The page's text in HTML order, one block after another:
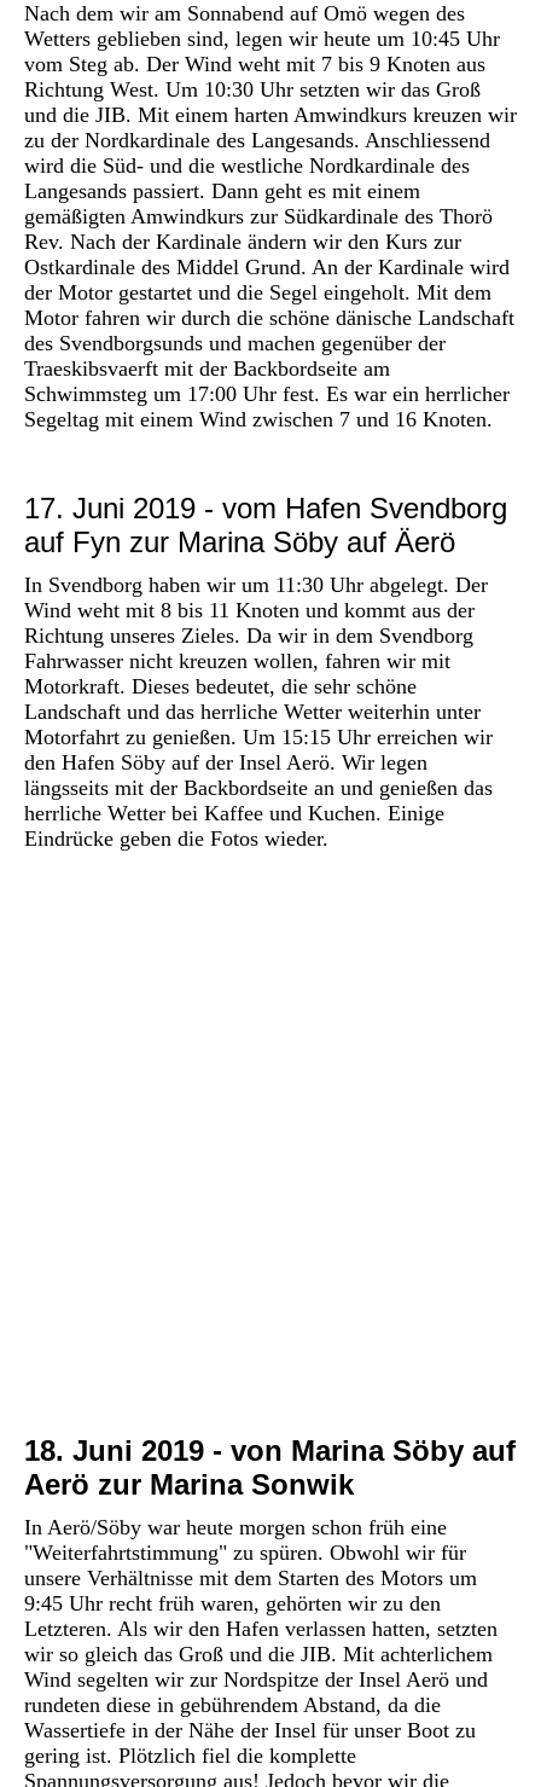
Nach dem wir am Sonnabend auf Omö wegen des
Wetters geblieben sind, legen wir heute um 10:45 Uhr
vom Steg ab. Der Wind weht mit 7 bis 9 Knoten aus
Richtung West. Um 10:30 Uhr setzten wir das Groß
und die JIB. Mit einem harten Amwindkurs kreuzen wir
zu der Nordkardinale des Langesands. Anschliessend
wird die Süd- und die westliche Nordkardinale des
Langesands passiert. Dann geht es mit einem
gemäßigten Amwindkurs zur Südkardinale des Thorö
Rev. Nach der Kardinale ändern wir den Kurs zur
Ostkardinale des Middel Grund. An der Kardinale wird
der Motor gestartet und die Segel eingeholt. Mit dem
Motor fahren wir durch die schöne dänische Landschaft
des Svendborgsunds und machen gegenüber der
Traeskibsvaerft mit der Backbordseite am
Schwimmsteg um 17:00 Uhr fest. Es war ein herrlicher
Segeltag mit einem Wind zwischen 7 und 16 Knoten.
17. Juni 2019 - vom Hafen Svendborg
auf Fyn zur Marina Söby auf Äerö
In Svendborg haben wir um 11:30 Uhr abgelegt. Der
Wind weht mit 8 bis 11 Knoten und kommt aus der
Richtung unseres Zieles. Da wir in dem Svendborg
Fahrwasser nicht kreuzen wollen, fahren wir mit
Motorkraft. Dieses bedeutet, die sehr schöne
Landschaft und das herrliche Wetter weiterhin unter
Motorfahrt zu genießen. Um 15:15 Uhr erreichen wir
den Hafen Söby auf der Insel Aerö. Wir legen
längsseits mit der Backbordseite an und genießen das
herrliche Wetter bei Kaffee und Kuchen. Einige
Eindrücke geben die Fotos wieder.
18. Juni 2019 - von Marina Söby auf
Aerö zur Marina Sonwik
In Aerö/Söby war heute morgen schon früh eine
"Weiterfahrtstimmung" zu spüren. Obwohl wir für
unsere Verhältnisse mit dem Starten des Motors um
9:45 Uhr recht früh waren, gehörten wir zu den
Letzteren. Als wir den Hafen verlassen hatten, setzten
wir so gleich das Groß und die JIB. Mit achterlichem
Wind segelten wir zur Nordspitze der Insel Aerö und
rundeten diese in gebührendem Abstand, da die
Wassertiefe in der Nähe der Insel für unser Boot zu
gering ist. Plötzlich fiel die komplette
Spannungsversorgung aus! Jedoch bevor wir die